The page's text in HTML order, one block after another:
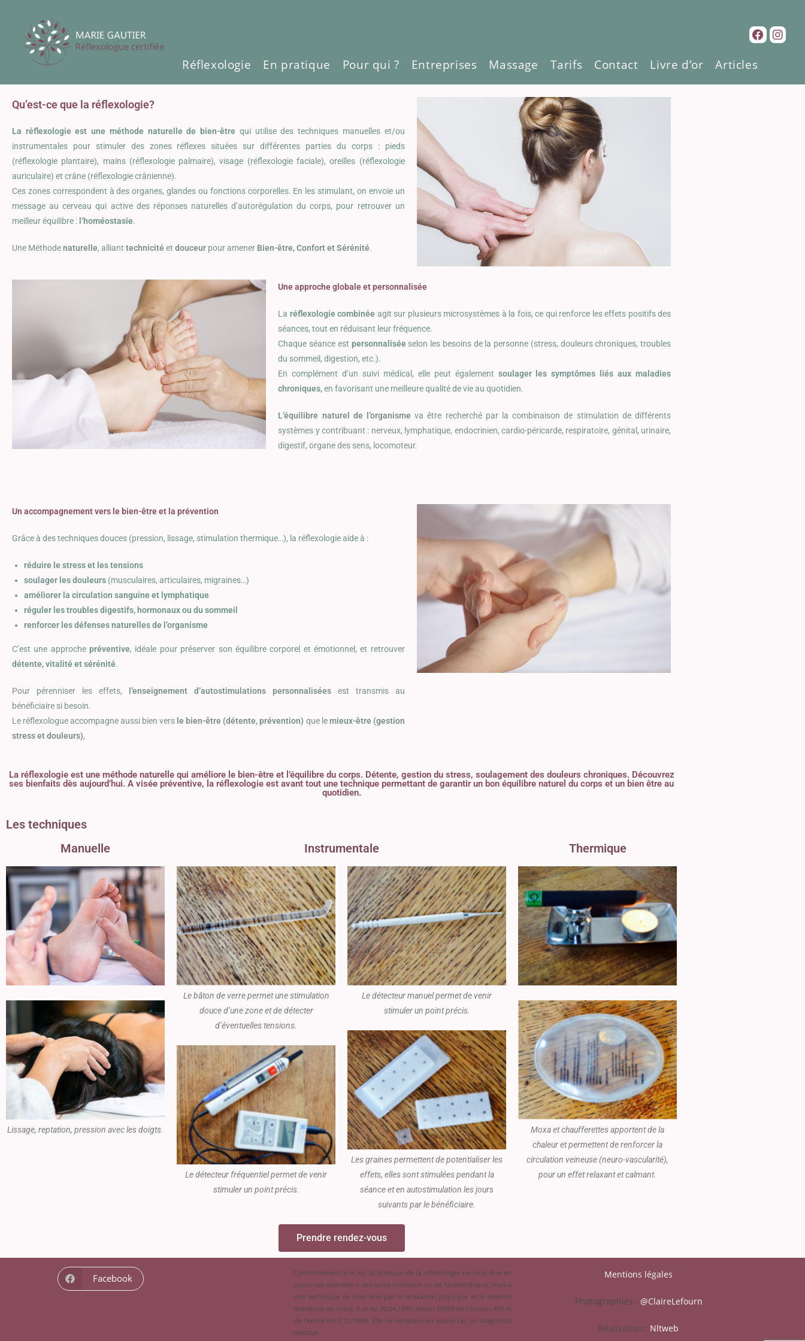
Réflexologie En pratique Pour qui ? Entreprises Massage Tarifs Contact Livre d’or Articles
Qu’est-ce que la réflexologie?
La réflexologie est une méthode naturelle de bien-être qui utilise des techniques manuelles et/ou
instrumentales pour stimuler des zones réflexes situées sur différentes parties du corps : pieds
(réflexologie plantaire), mains (réflexologie palmaire), visage (réflexologie faciale), oreilles (réflexologie
auriculaire) et crâne (réflexologie crânienne).
Ces zones correspondent à des organes, glandes ou fonctions corporelles. En les stimulant, on envoie un
message au cerveau qui active des réponses naturelles d’autorégulation du corps, pour retrouver un
meilleur équilibre : l’homéostasie.
Une Méthodenaturelle, alliant technicité et douceur pour amener Bien-être, Confort et Sérénité.
Une approche globale et personnalisée
La réflexologie combinée agit sur plusieurs microsystèmes à la fois, ce qui renforce les effets positifs des
séances, tout en réduisant leur fréquence.
Chaque séance est personnalisée selon les besoins de la personne (stress, douleurs chroniques, troubles
du sommeil, digestion, etc.).
En complément d’un suivi médical, elle peut également soulager les symptômes liés aux maladies
chroniques, en favorisant une meilleure qualité de vie au quotidien.
L’équilibre naturel de l’organisme va être recherché par la combinaison de stimulation de différents
systèmes y contribuant : nerveux, lymphatique, endocrinien, cardio-péricarde, respiratoire, génital, urinaire,
digestif, organe des sens, locomoteur.
Un accompagnement vers le bien-être et la prévention
Grâce à des techniques douces (pression, lissage, stimulation thermique…), la réflexologie aide à :
réduire le stress et les tensions
soulager les douleurs (musculaires, articulaires, migraines…)
améliorer la circulation sanguine et lymphatique
réguler les troubles digestifs, hormonaux ou du sommeil
renforcer les défenses naturelles de l’organisme
C’est une approchepréventive, idéale pour préserver son équilibre corporel et émotionnel, et retrouver
détente, vitalité et sérénité.
Pour pérenniser les effets, l’enseignement d’autostimulations personnaliséesest transmis au
bénéficiaire si besoin.
Le réflexologue accompagne aussi bien vers le bien-être (détente, prévention) que lemieux-être (gestion
stress et douleurs),
La réflexologie est une méthode naturelle qui améliore le bien-être et l’équilibre du corps. Détente, gestion du stress, soulagement des douleurs chroniques. Découvrez
ses bienfaits dès aujourd’hui. A visée préventive, la réflexologie est avant tout une technique permettant de garantir un bon équilibre naturel du corps et un bien être au
quotidien.
Les techniques
Manuelle
Instrumentale Thermique
Lissage, reptation, pression avec les doigts.
Le bâton de verre permet une stimulation
douce d’une zone et de détecter
d’éventuelles tensions.
Le détecteur fréquentiel permet de venir
stimuler un point précis.
Le détecteur manuel permet de venir
stimuler un point précis.
Les graines permettent de potentialiser les
effets, elles sont stimulées pendant la
séance et en autostimulation les jours
suivants par le bénéficiaire.
Moxa et chaufferettes apportent de la
chaleur et permettent de renforcer la
circulation veineuse (neuro-vascularité),
pour un effet relaxant et calmant.
Prendre rendez-vous
Facebook
Conformément à la loi, la pratique de la réflexologie ne peut être en
aucun cas assimilée à des soins médicaux ou de kinésithérapie, mais à
une technique de bien être par la relaxation physique et la détente
libératrice de stress. (Loi du 30.04.1946, décret 60669 de l’article l.489 et
de l’arrêté du 8.10.1996). Elle ne remplace en aucun cas un diagnostic
médical.
Mentions légales
Photographies : @ClaireLefourn
Réalisation : Nltweb